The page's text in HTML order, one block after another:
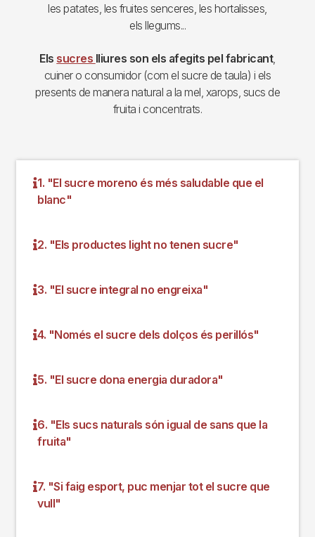
les patates, les fruites senceres, les hortalisses,
els llegums...
Els sucres lliures son els afegits pel fabricant,
cuiner o consumidor (com el sucre de taula) i els
presents de manera natural a la mel, xarops, sucs de
fruita i concentrats.
1. "El sucre moreno és més saludable que el
blanc"
2. "Els productes light no tenen sucre"
3. "El sucre integral no engreixa"
4. "Només el sucre dels dolços és perillós"
5. "El sucre dona energia duradora"
6. "Els sucs naturals són igual de sans que la
fruita"
7. "Si faig esport, puc menjar tot el sucre que
vull"